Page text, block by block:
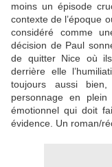
moins un épisode
contexte de l’époque
considéré comme
décision de Paul
de quitter Nice où
derrière elle
toujours aussi
personnage en
émotionnel qui doit
évidence. Un roman/